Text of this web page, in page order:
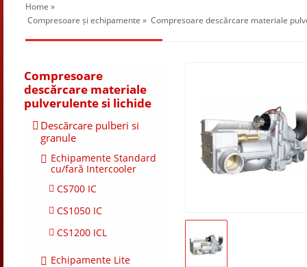
Home »
Compresoare și echipamente » Compresoare descărcare materiale
Compresoare
descărcare materiale
pulverulente si lichide
Descărcare pulberi si
granule
Echipamente Standard
cu/fară Intercooler
CS700 IC
CS1050 IC
CS1200 ICL
Echipamente Lite